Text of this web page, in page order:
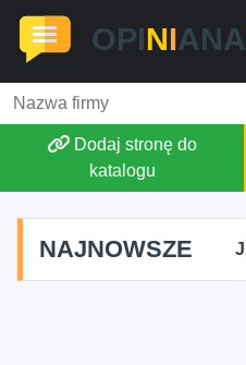
OPINIANA
Dodaj stronę do
katalogu
NAJNOWSZE
MARTA BRACHA